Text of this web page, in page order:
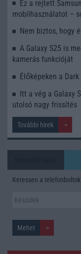
Ez a rejtett
mobilhasználatot –
Nem biztos, hogy
A Galaxy S25 is
kamerás funkcióját
Élőképeken a
Itt a vég a Galaxy
utolsó nagy frissítés
További hírek
Keressen a